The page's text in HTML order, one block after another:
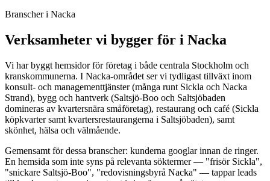
Branscher i Nacka
Verksamheter vi bygger för i Nacka
Vi har byggt hemsidor för företag i både centrala Stockholm och
kranskommunerna. I Nacka-området ser vi tydligast tillväxt inom
konsult- och managementtjänster (många runt Sickla och Nacka
Strand), bygg och hantverk (Saltsjö-Boo och Saltsjöbaden
domineras av kvartersnära småföretag), restaurang och café (Sickla
köpkvarter samt kvartersrestaurangerna i Saltsjöbaden), samt
skönhet, hälsa och välmående.
Gemensamt för dessa branscher: kunderna googlar innan de ringer.
En hemsida som inte syns på relevanta söktermer — "frisör Sickla",
"snickare Saltsjö-Boo", "redovisningsbyrå Nacka" — tappar leads